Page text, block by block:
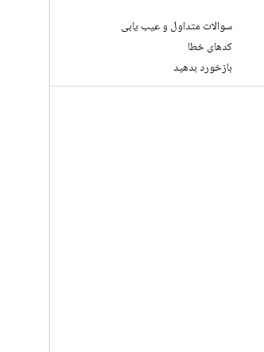
سوالات متداول و عیب یابی
کدهای خطا
بازخورد بدهید